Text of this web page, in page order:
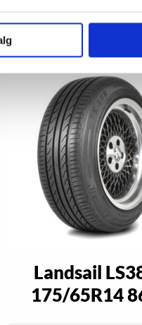
Landsail
175/65R14